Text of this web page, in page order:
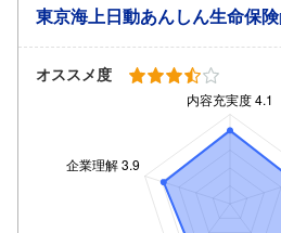
東京海上日動あんしん生命保険
オススメ度